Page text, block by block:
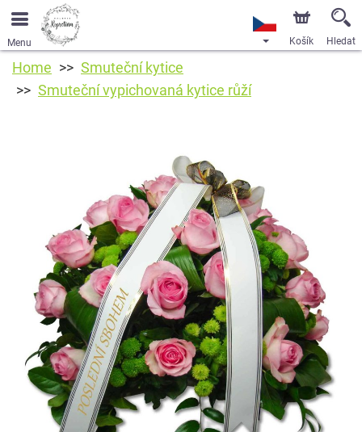
Menu Košík Hledat
Home
Smuteční kytice
Smuteční vypichovaná kytice růží